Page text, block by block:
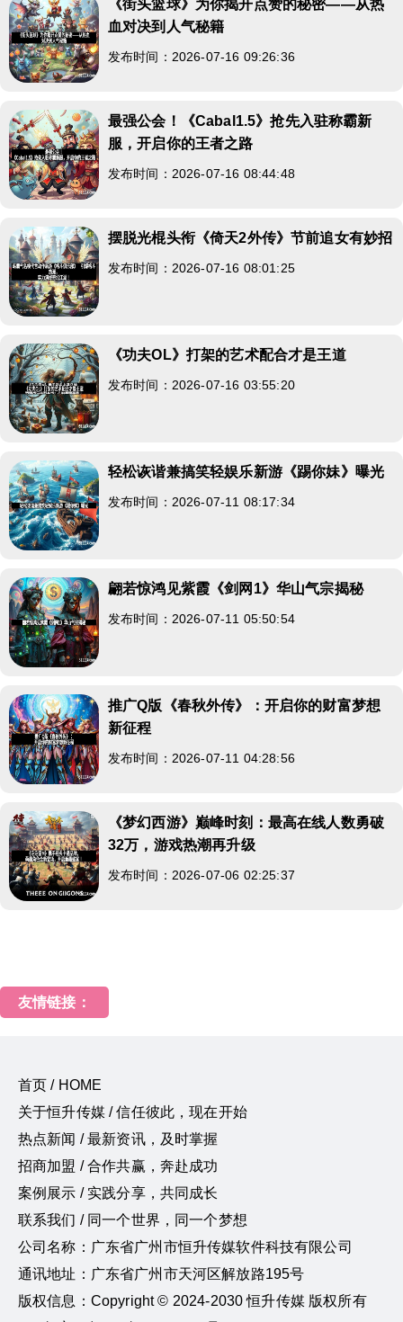
《街头篮球》为你揭开点赞的秘密——从热
血对决到人气秘籍
发布时间：2026-07-16 09:26:36
最强公会！《Cabal1.5》抢先入驻称霸新
服，开启你的王者之路
发布时间：2026-07-16 08:44:48
摆脱光棍头衔《倚天2外传》节前追女有妙招
发布时间：2026-07-16 08:01:25
《功夫OL》打架的艺术配合才是王道
发布时间：2026-07-16 03:55:20
轻松诙谐兼搞笑轻娱乐新游《踢你妹》曝光
发布时间：2026-07-11 08:17:34
翩若惊鸿见紫霞《剑网1》华山气宗揭秘
发布时间：2026-07-11 05:50:54
推广Q版《春秋外传》：开启你的财富梦想
新征程
发布时间：2026-07-11 04:28:56
《梦幻西游》巅峰时刻：最高在线人数勇破
32万，游戏热潮再升级
发布时间：2026-07-06 02:25:37
友情链接：
首页 / HOME
关于恒升传媒 / 信任彼此，现在开始
热点新闻 / 最新资讯，及时掌握
招商加盟 / 合作共赢，奔赴成功
案例展示 / 实践分享，共同成长
联系我们 / 同一个世界，同一个梦想
公司名称：广东省广州市恒升传媒软件科技有限公司
通讯地址：广东省广州市天河区解放路195号
版权信息：Copyright © 2024-2030 恒升传媒 版权所有